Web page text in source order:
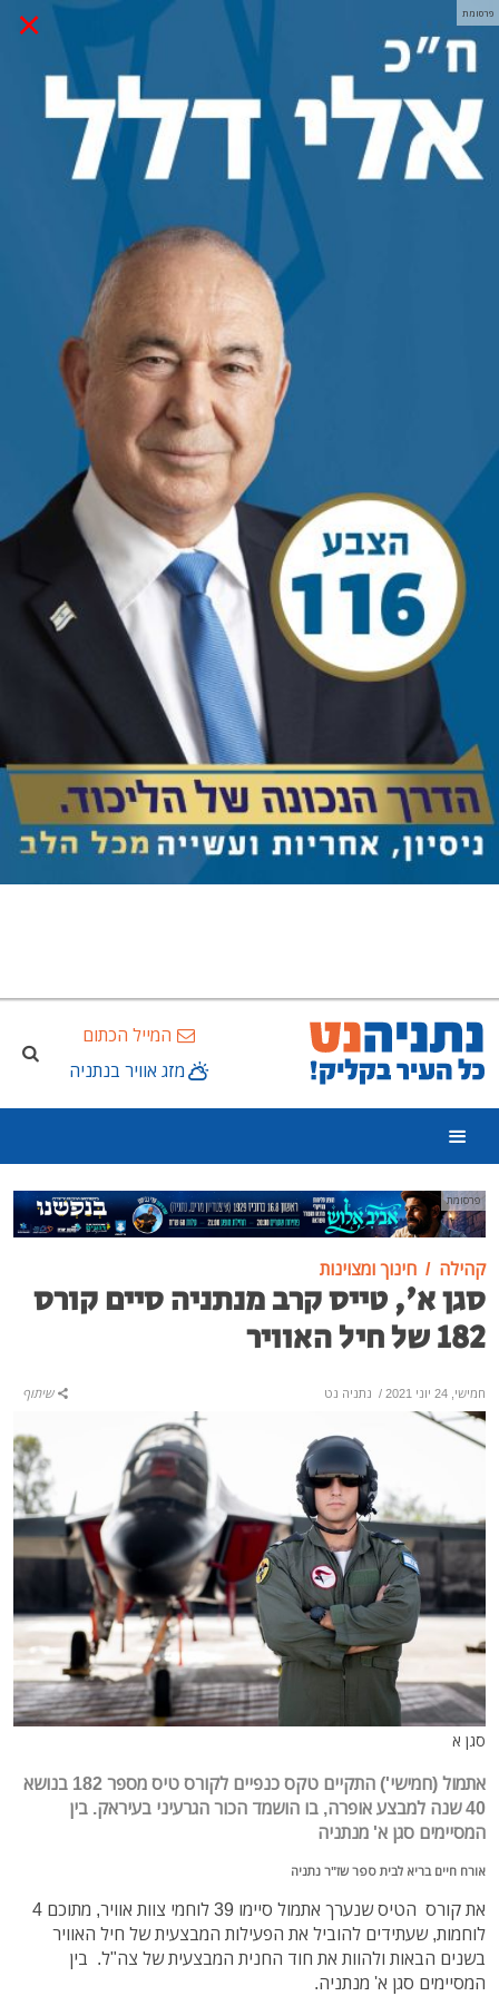
× פרסומת
המייל הכתום
מזג אוויר בנתניה
פרסומת
קהילה חינוך ומצוינות
סגן א', טייס קרב מנתניה סיים קורס
182 של חיל האוויר
חמישי, 24 יוני 2021 / נתניה נט שיתוף
סגן א
אתמול (חמישי') התקיים טקס כנפיים לקורס טיס מספר 182 בנושא
40 שנה למבצע אופרה, בו הושמד הכור הגרעיני בעיראק. בין
המסיימים סגן א' מנתניה
אורח חיים בריא לבית ספר שז"ר נתניה
את קורס הטיס שנערך אתמול סיימו 39 לוחמי צוות אוויר, מתוכם 4
לוחמות, שעתידים להוביל את הפעילות המבצעית של חיל האוויר
בשנים הבאות ולהוות את חוד החנית המבצעית של צה"ל. בין
המסיימים סגן א' מנתניה.